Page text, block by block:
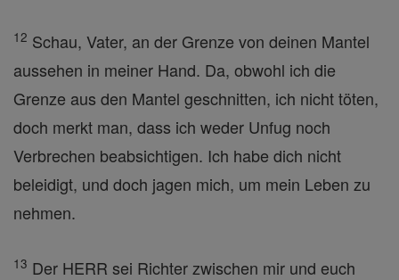
12 Schau, Vater, an der Grenze von deinen Mantel
aussehen in meiner Hand. Da, obwohl ich die
Grenze aus den Mantel geschnitten, ich nicht töten,
doch merkt man, dass ich weder Unfug noch
Verbrechen beabsichtigen. Ich habe dich nicht
beleidigt, und doch jagen mich, um mein Leben zu
nehmen.
13 Der HERR sei Richter zwischen mir und euch